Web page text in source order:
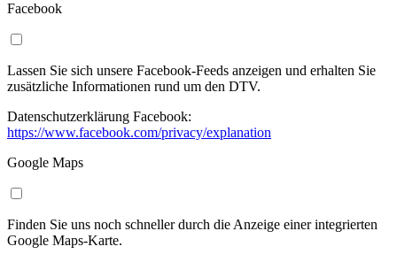
Facebook
Lassen Sie sich unsere Facebook-Feeds anzeigen und erhalten Sie
zusätzliche Informationen rund um den DTV.
Datenschutzerklärung Facebook:
https://www.facebook.com/privacy/explanation
Google Maps
Finden Sie uns noch schneller durch die Anzeige einer integrierten
Google Maps-Karte.